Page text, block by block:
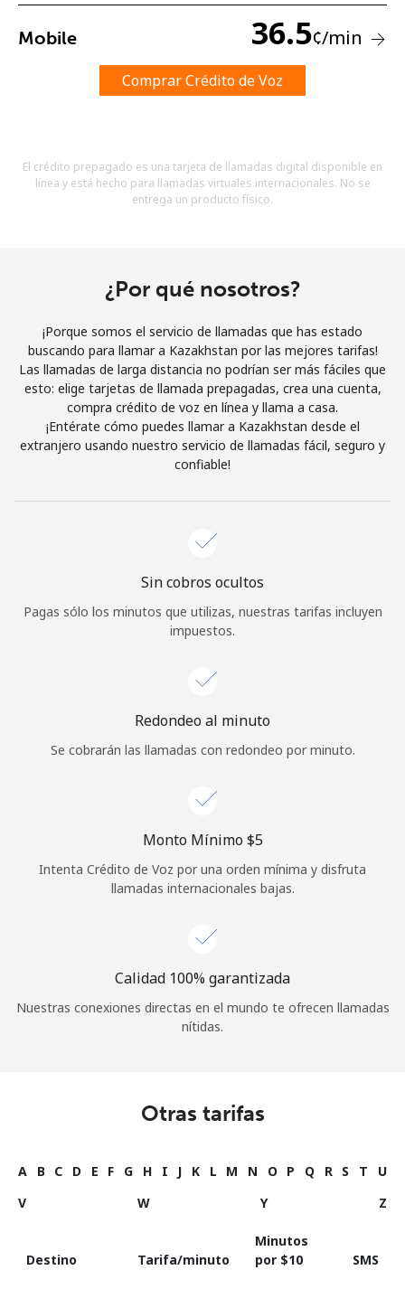
Una letra mayúscula y una minúscula
Un caracter especial
Términos y condiciones.
Únete
¡Hola!
¿Olvidaste tu contraseña? →
Iniciar Sesión
Mobile 36.5¢/min
Comprar Crédito de Voz
El crédito prepagado es una tarjeta de llamadas digital disponible en
línea y está hecho para llamadas virtuales internacionales. No se
entrega un producto físico.
¿Por qué nosotros?
¡Porque somos el servicio de llamadas que has estado
buscando para llamar a Kazakhstan por las mejores tarifas!
Las llamadas de larga distancia no podrían ser más fáciles que
esto: elige tarjetas de llamada prepagadas, crea una cuenta,
compra crédito de voz en línea y llama a casa.
¡Entérate cómo puedes llamar a Kazakhstan desde el
extranjero usando nuestro servicio de llamadas fácil, seguro y
confiable!
Sin cobros ocultos
Pagas sólo los minutos que utilizas, nuestras tarifas incluyen
impuestos.
Redondeo al minuto
Se cobrarán las llamadas con redondeo por minuto.
Monto Mínimo ⁦$5⁩
Intenta Crédito de Voz por una orden mínima y disfruta
llamadas internacionales bajas.
Calidad 100% garantizada
Nuestras conexiones directas en el mundo te ofrecen llamadas
nítidas.
Otras tarifas
A B C D E F G H I J K L M N O P Q R S T
U
V
W Y Z
Destino Tarifa/minuto
Minutos
por ⁦$10⁩
SMS